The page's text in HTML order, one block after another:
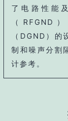
了电路性能
（RFGND
（DGND）
制和噪声分割
计参考。